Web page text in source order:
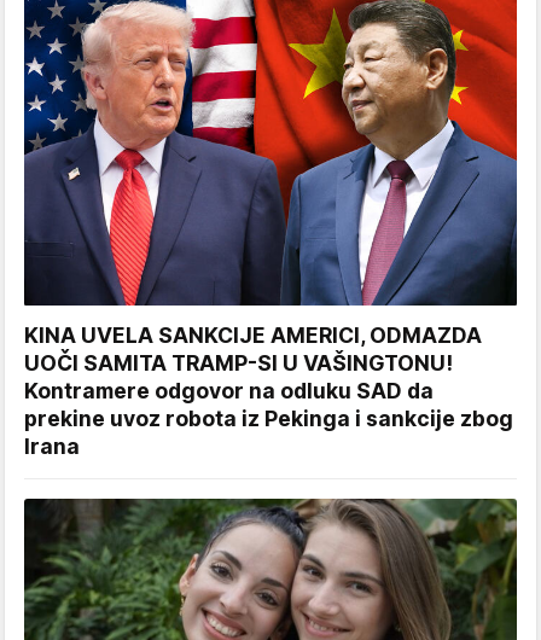
KINA UVELA SANKCIJE AMERICI, ODMAZDA
UOČI SAMITA TRAMP-SI U VAŠINGTONU!
Kontramere odgovor na odluku SAD da
prekine uvoz robota iz Pekinga i sankcije zbog
Irana